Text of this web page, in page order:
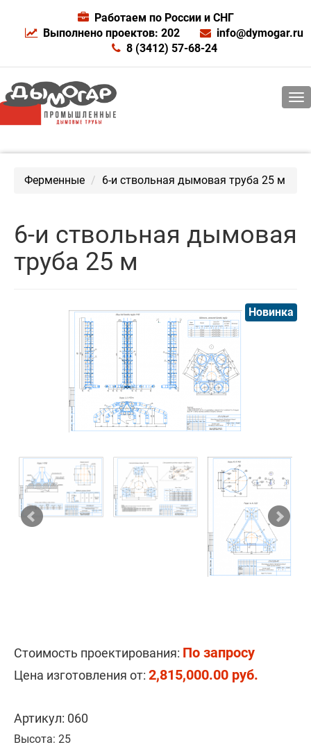
Работаем по России и СНГ
Выполнено проектов: 202
info@dymogar.ru
8 (3412) 57-68-24
Ферменные 6-и ствольная дымовая труба 25 м
6-и ствольная дымовая
труба 25 м
Новинка
Стоимость проектирования: По запросу
Цена изготовления от: 2,815,000.00 руб.
Артикул: 060
Высота: 25